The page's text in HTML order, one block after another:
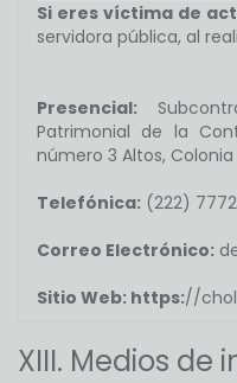
Si eres víctima de
servidora pública, al
Presencial:
Patrimonial de la
número 3 Altos,
Telefónica: (222)
Correo Electrónico:
Sitio Web: https://
XIII. Medios de